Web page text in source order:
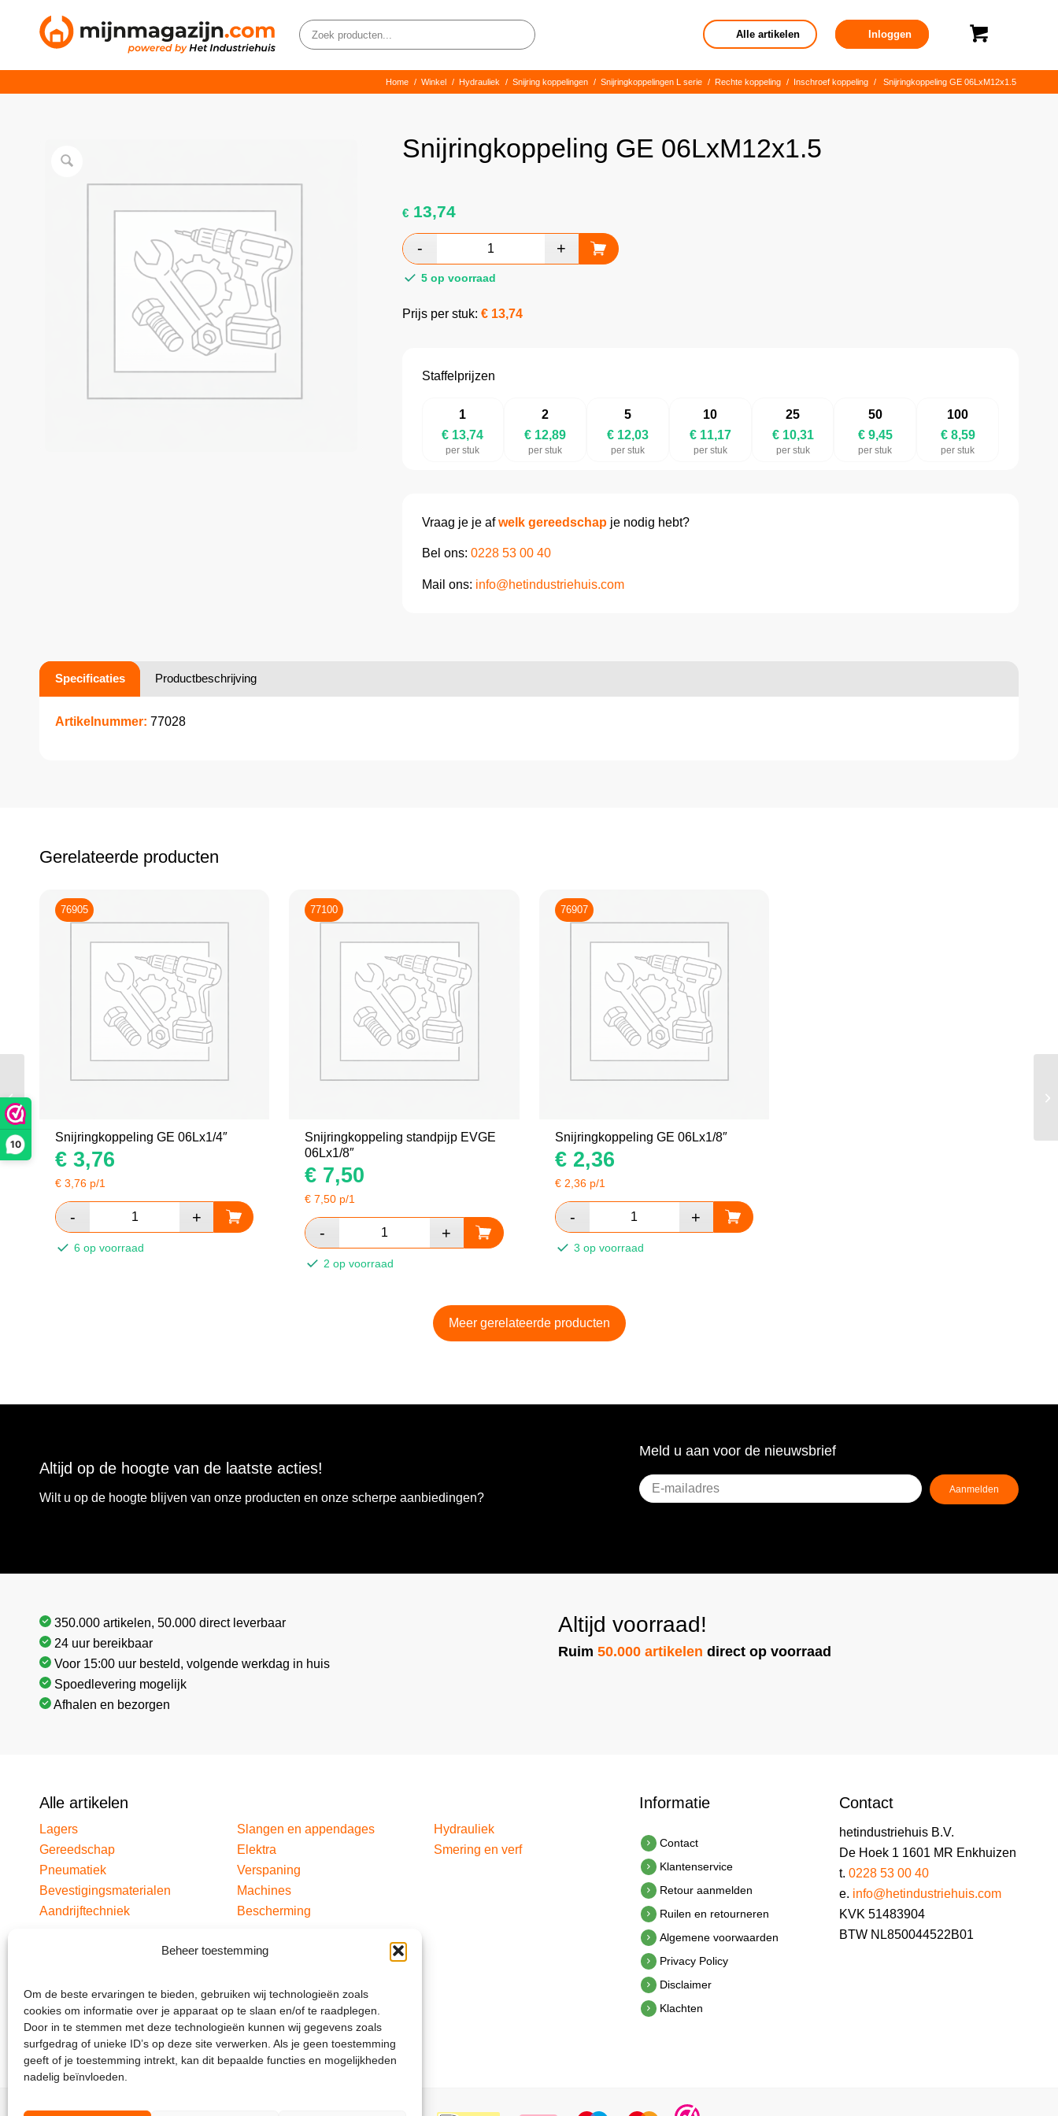
10
Beheer toestemming
Om de beste ervaringen te bieden, gebruiken wij technologieën zoals
cookies om informatie over je apparaat op te slaan en/of te raadplegen.
Door in te stemmen met deze technologieën kunnen wij gegevens zoals
surfgedrag of unieke ID’s op deze site verwerken. Als je geen toestemming
geeft of je toestemming intrekt, kan dit bepaalde functies en mogelijkheden
nadelig beïnvloeden.
Alle artikelen Inloggen
Home / Winkel / Hydrauliek / Snijring koppelingen / Snijringkoppelingen L serie / Rechte koppeling / Inschroef koppeling / Snijringkoppeling GE 06LxM12x1.5
Snijringkoppeling GE 06LxM12x1.5
€13,74
5 op voorraad
Prijs per stuk: € 13,74
Staffelprijzen
1
€ 13,74
per stuk
2
€ 12,89
per stuk
5
€ 12,03
per stuk
10
€ 11,17
per stuk
25
€ 10,31
per stuk
50
€ 9,45
per stuk
100
€ 8,59
per stuk
Vraag je je afwelk gereedschapje nodig hebt?
Bel ons: 0228 53 00 40
Mail ons: info@hetindustriehuis.com
Specificaties Productbeschrijving
Artikelnummer: 77028
Gerelateerde producten
76905
Snijringkoppeling GE 06Lx1/4″
€ 3,76
€ 3,76 p/1
6 op voorraad
77100
Snijringkoppeling standpijp EVGE
06Lx1/8″
€ 7,50
€7,50 p/1
2 op voorraad
76907
Snijringkoppeling GE 06Lx1/8″
€2,36
€ 2,36p/1
3 op voorraad
Meer gerelateerde producten
Altijd op de hoogte van de laatste acties!
Wilt u op de hoogte blijven van onze producten en onze scherpe aanbiedingen?
Meld u aan voor de nieuwsbrief
E-
mailadres(Vereist)
Aanmelden
350.000 artikelen, 50.000 direct leverbaar
24 uur bereikbaar
Voor 15:00 uur besteld, volgende werkdag in huis
Spoedlevering mogelijk
Afhalen en bezorgen
Altijd voorraad!
Ruim50.000 artikelen direct op voorraad
Alle artikelen
Lagers
Gereedschap
Pneumatiek
Bevestigingsmaterialen
Aandrijftechniek
Slangen en appendages
Elektra
Verspaning
Machines
Bescherming
Hydrauliek
Smering en verf
Informatie
Contact
Klantenservice
Retour aanmelden
Ruilen en retourneren
Algemene voorwaarden
Privacy Policy
Disclaimer
Klachten
Contact
hetindustriehuis B.V.
De Hoek 1 1601 MR Enkhuizen
t. 0228 53 00 40
e. info@hetindustriehuis.com
KVK 51483904
BTW NL850044522B01
wart